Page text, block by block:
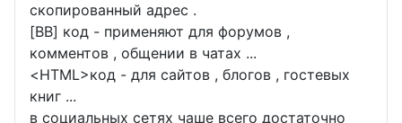
скопированный адрес .
[BB] код - применяют для форумов ,
комментов , общении в чатах ...
<HTML>код - для сайтов , блогов , гостевых
книг ...
в социальных сетях чаше всего достаточно